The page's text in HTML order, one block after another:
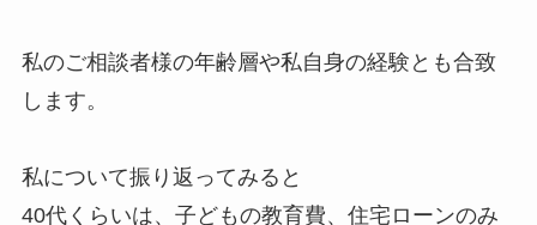
私のご相談者様の年齢層や私自身の経験とも合致
します。
私について振り返ってみると
40代くらいは、子どもの教育費、住宅ローンのみ